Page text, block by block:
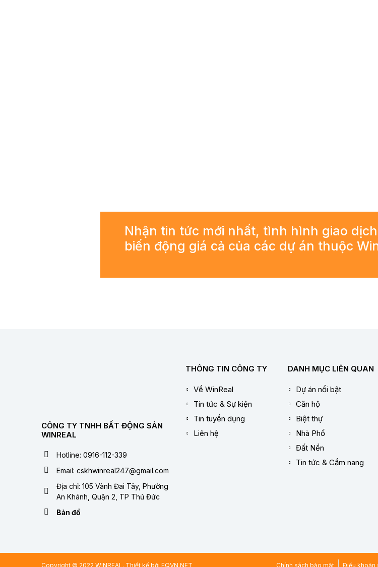
Nhận tin tức mới nhất, tình hình giao
biến động giá cả của các dự án thuộc
CÔNG TY TNHH BẤT ĐỘNG SẢN
WINREAL
Hotline: 0916-112-339
Email: cskhwinreal247@gmail.com
Địa chỉ: 105 Vành Đai Tây, Phường
An Khánh, Quận 2, TP Thủ Đức
Bản đồ
THÔNG TIN CÔNG TY
Về WinReal
Tin tức & Sự kiện
Tin tuyển dụng
Liên hệ
DANH MỤC LIÊN QUAN
Dự án nổi bật
Căn hộ
Biệt thự
Nhà Phố
Đất Nền
Tin tức & Cẩm nang
Copyright © 2022 WINREAL. Thiết kế bởi EQVN.NET Chính sách bảo mật Điều khoản